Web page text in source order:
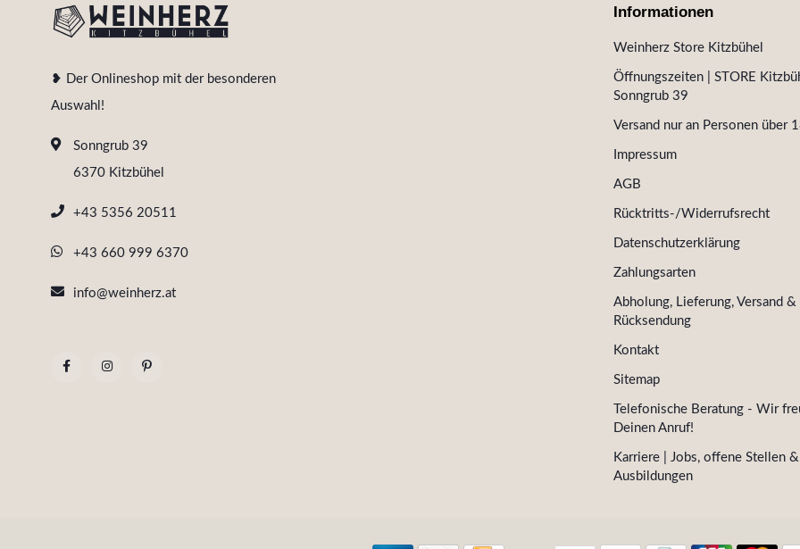
❥ Der Onlineshop mit der besonderen
Auswahl!
Sonngrub 39
6370 Kitzbühel
+43 5356 20511
+43 660 999 6370
info@weinherz.at
Informationen
Weinherz Store Kitzbühel
Öffnungszeiten | STORE
Sonngrub 39
Versand nur an Personen über
Impressum
AGB
Rücktritts-/Widerrufsrecht
Datenschutzerklärung
Zahlungsarten
Abholung, Lieferung, Versand &
Rücksendung
Kontakt
Sitemap
Telefonische Beratung - Wir
Deinen Anruf!
Karriere | Jobs, offene Stellen &
Ausbildungen